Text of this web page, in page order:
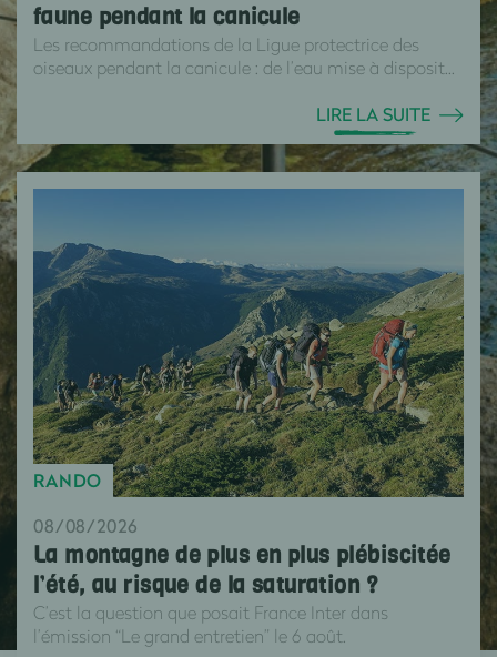
faune pendant la canicule
Les recommandations de la Ligue protectrice des
oiseaux pendant la canicule : de l’eau mise à disposit...
LIRE LA SUITE
RANDO
08/08/2026
La montagne de plus en plus plébiscitée
l’été, au risque de la saturation ?
C’est la question que posait France Inter dans
l’émission “Le grand entretien” le 6 août.